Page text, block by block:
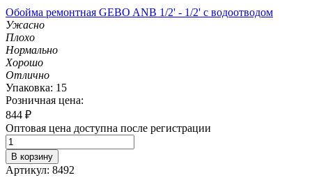
Обойма ремонтная GEBO ANB 1/2' - 1/2' с водоотводом
Ужасно
Плохо
Нормально
Хорошо
Отлично
Упаковка: 15
Розничная цена:
844 ₽
Оптовая цена доступна после регистрации
В корзину
Артикул: 8492